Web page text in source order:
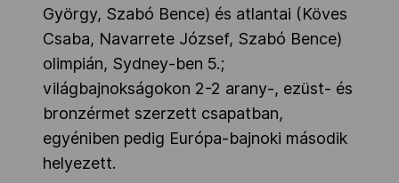
György, Szabó Bence) és atlantai (Köves
Csaba, Navarrete József, Szabó Bence)
olimpián, Sydney-ben 5.;
világbajnokságokon 2-2 arany-, ezüst- és
bronzérmet szerzett csapatban,
egyéniben pedig Európa-bajnoki második
helyezett.